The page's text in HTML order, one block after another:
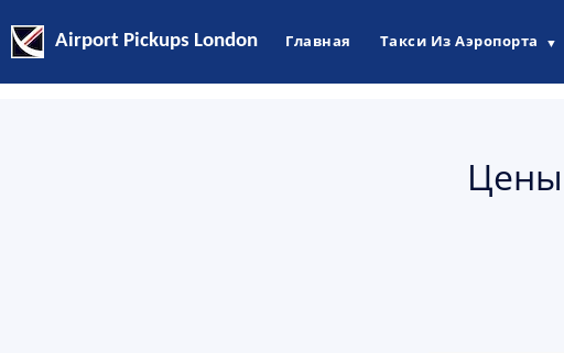
Airport Pickups London Главная Такси Из Аэропорта ▼
Цены